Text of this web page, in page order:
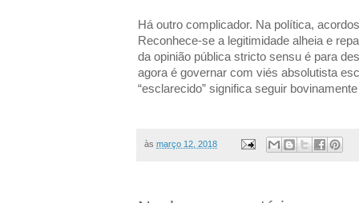
Há outro complicador. Na política,
Reconhece-se a legitimidade alheia e
da opinião pública stricto sensu é para
agora é governar com viés absolutista
“esclarecido” significa seguir
às março 12, 2018